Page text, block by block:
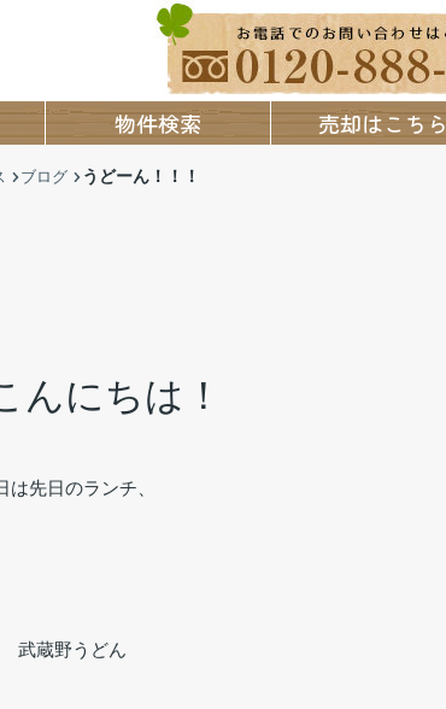
物件検索 売却はこちら
ブログ うどーん！！！
んにちは！
は先日のランチ、
うどん